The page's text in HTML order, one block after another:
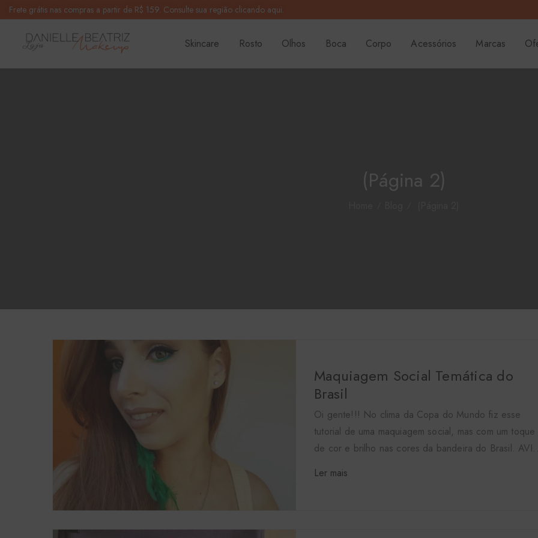
Frete grátis nas compras a partir de R$ 159. Consulte sua região clicando aqui.
Skincare Rosto Olhos Boca Corpo Acessórios Marcas
(Página 2)
Maquiagem Social Temática do
Brasil
Oi gente!!! No clima da Copa do Mundo fiz esse
tutorial de uma maquiagem social, mas com um toque
de cor e brilho nas cores da bandeira do Brasil.
Ler mais